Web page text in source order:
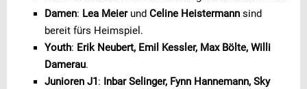
Damen: Lea Meierund Celine Heistermann sind
bereit fürs Heimspiel.
Youth: Erik Neubert, Emil Kessler, Max Bölte, Willi
Damerau.
Junioren J1: Inbar Selinger, Fynn Hannemann, Sky